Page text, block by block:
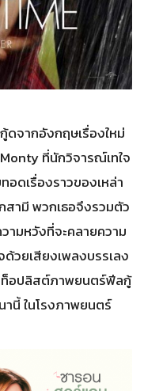
จากอังกฤษเรื่องใหม่
ที่นักวิจารณ์เทใจ
อดเรื่องราวของเหล่า
ามี พวกเธอจึงรวมตัว
ามหวังที่จะคลายความ
วยเสียงเพลงบรรเลง
ท็อปลิสต์ภาพยนตร์ฟีลกู้
านี้ ในโรงภาพยนตร์